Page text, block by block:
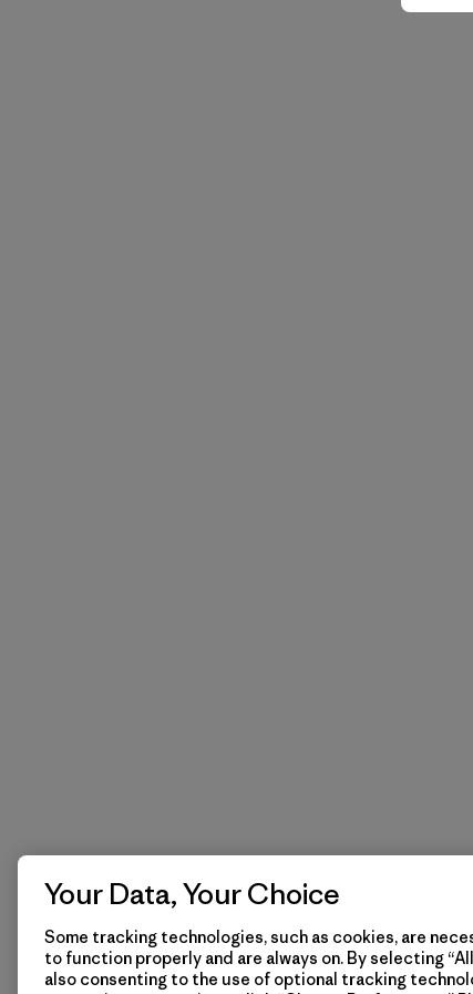
Your Data, Your Choice
Some tracking technologies, such as cookies, are
to function properly and are always on. By selecting
also consenting to the use of optional tracking